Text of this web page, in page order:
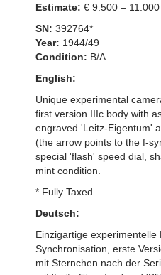
Estimate: € 9.500 – 11.000
SN: 392764*
Year: 1944/49
Condition: B/A
English:
Unique experimental
first version IIIc body with
engraved 'Leitz-Eigentum'
(the arrow points to the f-
special 'flash' speed dial,
mint condition.
* Fully Taxed
Deutsch:
Einzigartige experimentelle
Synchronisation, erste
mit Sternchen nach der